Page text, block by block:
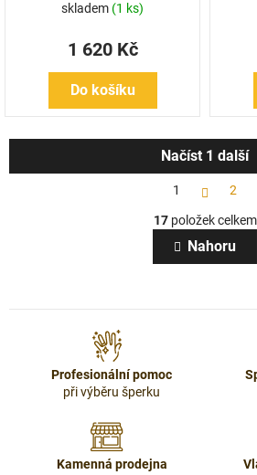
skladem (1 ks)
1 620 Kč
Do košíku
v
l
á
c
Načíst 1 další
t
á
n
1 2
17položek celkem
Nahoru
Profesionální pomoc
při výběru šperku
Kamenná prodejna